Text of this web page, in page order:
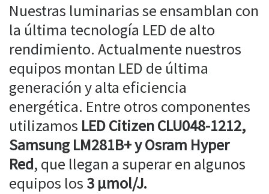
Nuestras luminarias se ensamblan con
la última tecnología LED de alto
rendimiento. Actualmente nuestros
equipos montan LED de última
generación y alta eficiencia
energética. Entre otros componentes
utilizamos LED Citizen CLU048-1212,
Samsung LM281B+ y Osram Hyper
Red, que llegan a superar en algunos
equipos los 3 µmol/J.